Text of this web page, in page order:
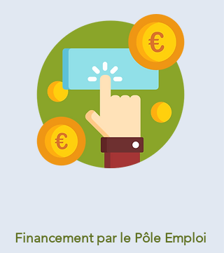
Financement par le Pôle Emploi